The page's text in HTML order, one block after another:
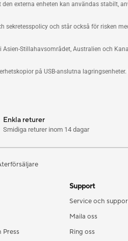
externa enheten kan användas stabilt,
och står också för risken
Stillahavsområdet, Australien och
på USB-anslutna
Enkla returer
Smidiga returer inom 14 dagar
Press
Support
Service och
Maila oss
Ring oss